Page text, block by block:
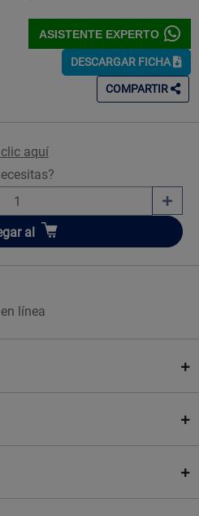
ASISTENTE EXPERTO
DESCARGAR FICHA
COMPARTIR
aquí
al
línea